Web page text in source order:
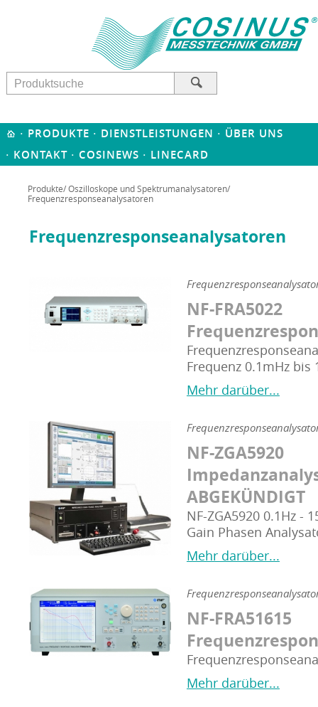
· PRODUKTE · DIENSTLEISTUNGEN · ÜBER UNS
· KONTAKT · COSINEWS · LINECARD
Produkte/Oszilloskope und Spektrumanalysatoren/
Frequenzresponseanalysatoren
Frequenzresponseanalysatoren
NF-FRA5022
Frequenz 0.1mHz bis
Mehr darüber...
NF-ZGA5920
ABGEKÜNDIGT
NF-ZGA5920 0.1Hz -
Gain Phasen
Mehr darüber...
NF-FRA51615
Mehr darüber...